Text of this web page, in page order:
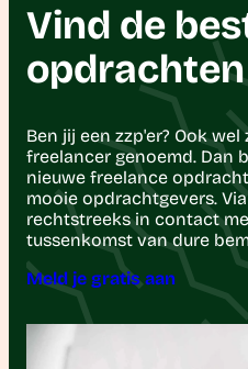
Vind de
Ben jij een zzp'er? Ook
freelancer genoemd. Dan
nieuwe freelance
mooie opdrachtgevers.
rechtstreeks in contact
tussenkomst van dure
Meld je gratis aan